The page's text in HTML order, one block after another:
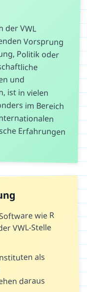
der VWL
Vorsprung
oder
und
in vielen
im Bereich
wie R
VWL-Stelle
als
daraus